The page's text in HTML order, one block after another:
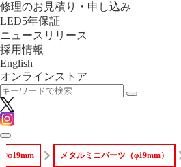
修理のお見積り・申し込み
LED5年保証
ニュースリリース
採用情報
English
オンラインストア
メタルミニパーツ（φ19mm）